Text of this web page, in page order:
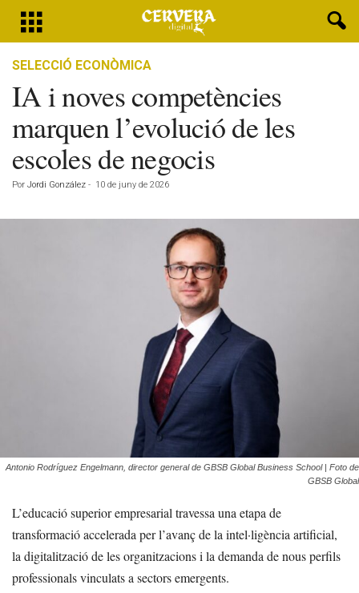
SELECCIÓ ECONÒMICA
IA i noves competències
marquen l’evolució de les
escoles de negocis
Por Jordi González - 10 de juny de 2026
Antonio Rodríguez Engelmann, director general de GBSB Global Business School | Foto de
GBSB Global
L’educació superior empresarial travessa una etapa de
transformació accelerada per l’avanç de la intel·ligència artificial,
la digitalització de les organitzacions i la demanda de nous perfils
professionals vinculats a sectors emergents.